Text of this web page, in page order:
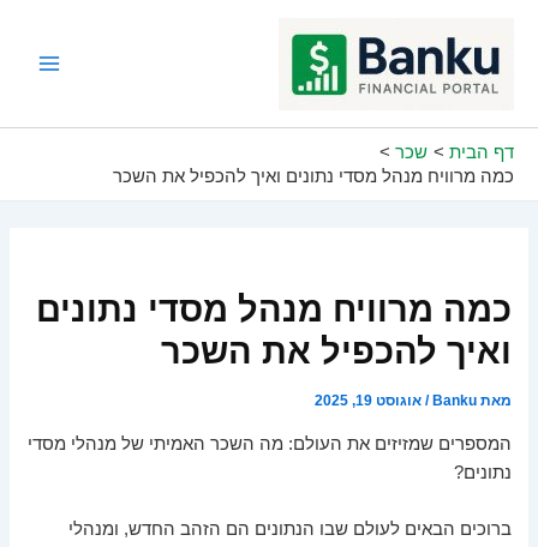
דף הבית
שכר
כמה מרוויח מנהל מסדי נתונים ואיך להכפיל את השכר
כמה מרוויח מנהל מסדי נתונים
ואיך להכפיל את השכר
מאתBanku
/אוגוסט 19, 2025
המספרים שמזיזים את העולם: מה השכר האמיתי של מנהלי מסדי
נתונים?
ברוכים הבאים לעולם שבו הנתונים הם הזהב החדש, ומנהלי